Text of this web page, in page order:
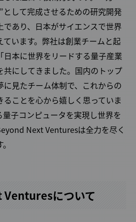
として完成させるための研究開発
であり、日本がサイエンスで世界
ています。弊社は創業チームと起
日本に世界をリードする量子産業
共にしてきました。国内のトップ
に見たチーム体制で、これからの
ことを心から嬉しく思っていま
子コンピュータを実現し世界を
Next Venturesは全力を尽く
について